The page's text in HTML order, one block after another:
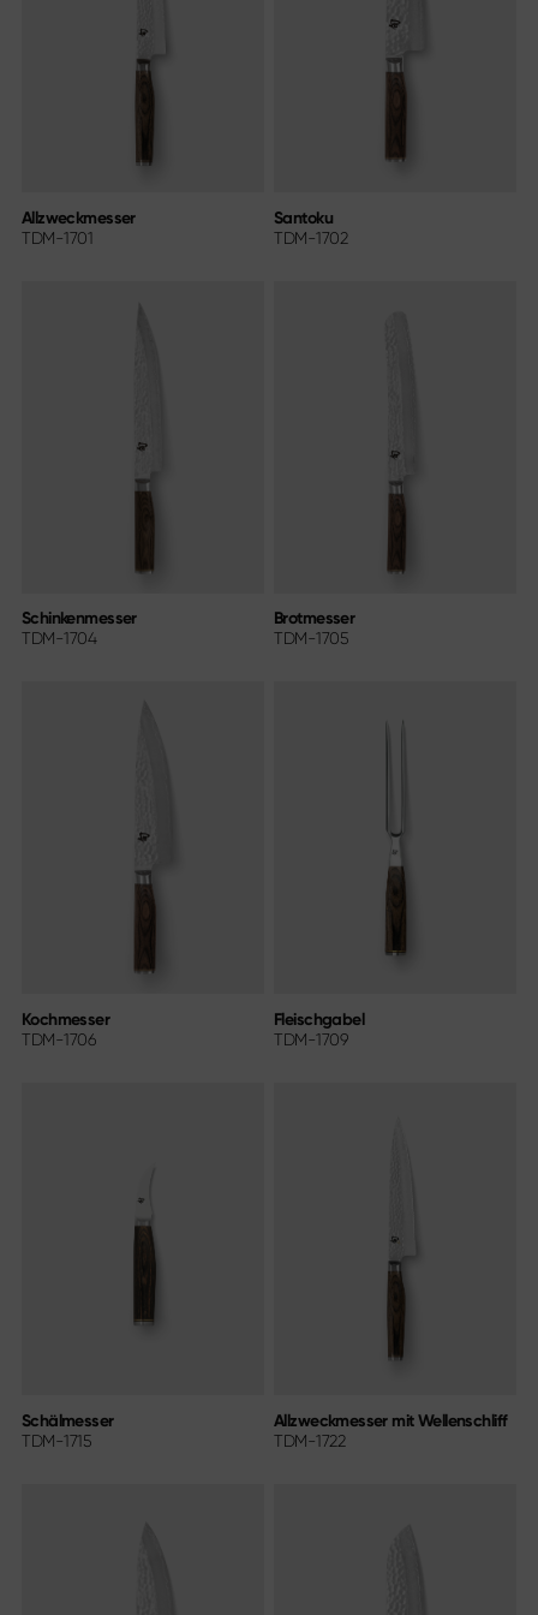
Allzweckmesser
TDM-1701
Santoku
TDM-1702
Schinkenmesser
TDM-1704
Brotmesser
TDM-1705
Kochmesser
TDM-1706
Fleischgabel
TDM-1709
Schälmesser
TDM-1715
Allzweckmesser mit Wellenschliff
TDM-1722